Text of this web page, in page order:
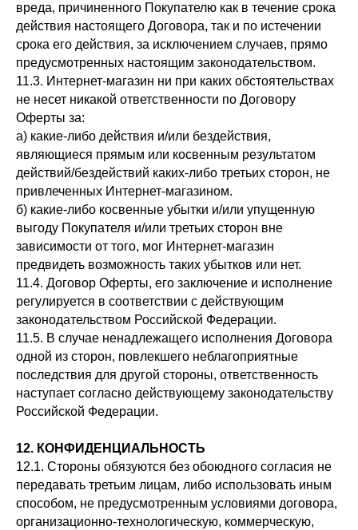
вреда, причиненного Покупателю как в течение срока
действия настоящего Договора, так и по истечении
срока его действия, за исключением случаев, прямо
предусмотренных настоящим законодательством.
11.3. Интернет-магазин ни при каких обстоятельствах
не несет никакой ответственности по Договору
Оферты за:
а) какие-либо действия и/или бездействия,
являющиеся прямым или косвенным результатом
действий/бездействий каких-либо третьих сторон, не
привлеченных Интернет-магазином.
б) какие-либо косвенные убытки и/или упущенную
выгоду Покупателя и/или третьих сторон вне
зависимости от того, мог Интернет-магазин
предвидеть возможность таких убытков или нет.
11.4. Договор Оферты, его заключение и исполнение
регулируется в соответствии с действующим
законодательством Российской Федерации.
11.5. В случае ненадлежащего исполнения Договора
одной из сторон, повлекшего неблагоприятные
последствия для другой стороны, ответственность
наступает согласно действующему законодательству
Российской Федерации.
12. КОНФИДЕНЦИАЛЬНОСТЬ
12.1. Стороны обязуются без обоюдного согласия не
передавать третьим лицам, либо использовать иным
способом, не предусмотренным условиями договора,
организационно-технологическую, коммерческую,